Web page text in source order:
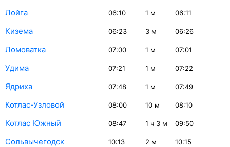
Лойга 06:10 1 м 06:11
Кизема 06:23 3 м 06:26
Ломоватка 07:00 1 м 07:01
Удима 07:21 1 м 07:22
Ядриха 07:48 1 м 07:49
Котлас-Узловой 08:00 10 м 08:10
Котлас Южный 08:47 1 ч 3 м 09:50
Сольвычегодск 10:13 2 м 10:15